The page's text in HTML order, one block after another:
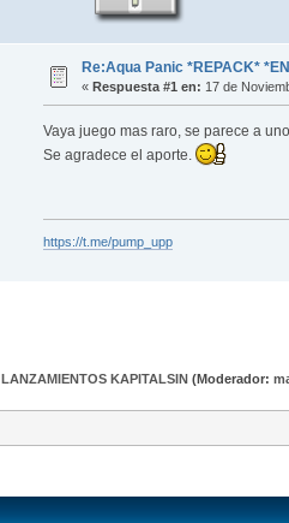
Re:Aqua Panic *REPACK*
«Respuesta #1 en: 17 de
Vaya juego mas raro, se parece a
Se agradece el aporte.
https://t.me/pump_upp
LANZAMIENTOS KAPITALSIN (Moderador: